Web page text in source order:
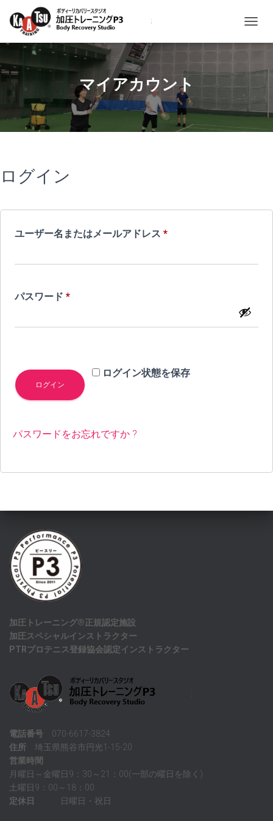
マイアカウント
ログイン
ユーザー名またはメールアドレス *必
パスワード *必
ログイン状態を保存
ログイン
パスワードをお忘れですか ?
加圧トレーニング®正規認定施設
加圧スペシャルインストラクター
PTRプロテニス登録協会認定インストラクター
電話番号 070-6617-3824
住所 埼玉県熊谷市円光1-15-20
営業時間
月曜日～金曜日9：30～21：00(一部の曜日を除く)
土曜日9：00～18：00
定休日
日曜日・祝日